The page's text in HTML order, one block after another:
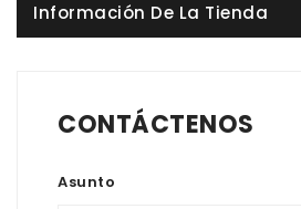
Información De La Tienda
CONTÁCTENOS
Asunto